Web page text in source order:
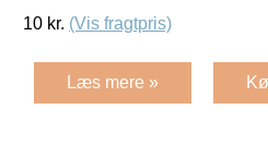
10 kr. (Vis fragtpris)
Læs mere »